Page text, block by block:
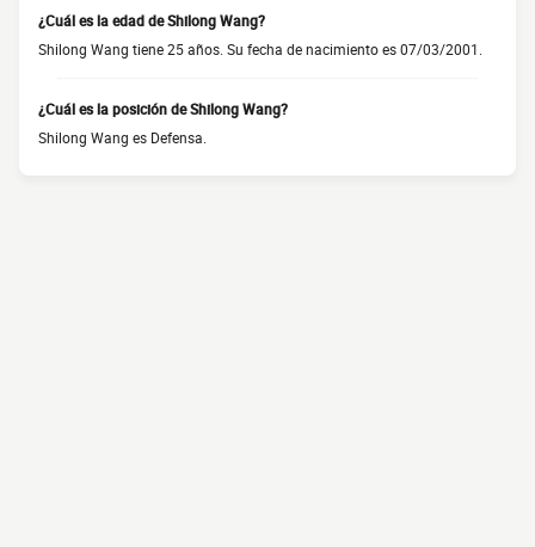
¿Cuál es la edad de Shilong Wang?
Shilong Wang tiene 25 años. Su fecha de nacimiento es 07/03/2001.
¿Cuál es la posición de Shilong Wang?
Shilong Wang es Defensa.